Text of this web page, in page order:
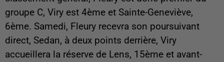
groupe C, Viry est 4ème et Sainte-Geneviève,
6ème. Samedi, Fleury recevra son poursuivant
direct, Sedan, à deux points derrière, Viry
accueillera la réserve de Lens, 15ème et avant-